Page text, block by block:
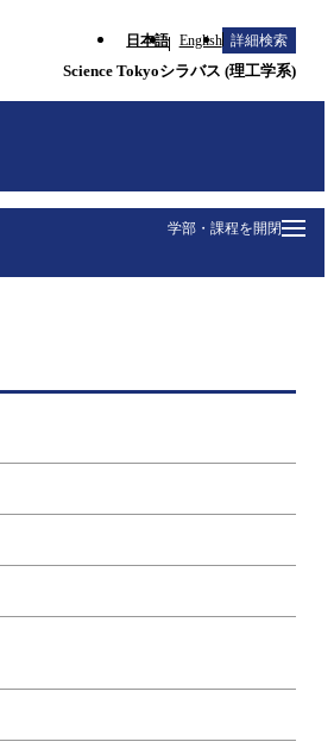
日本語 English 詳細検索
Science Tokyoシラバス (理工学系)
学部・課程を開閉